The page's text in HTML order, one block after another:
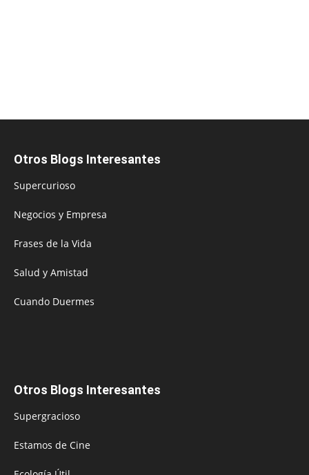
Otros Blogs Interesantes
Supercurioso
Negocios y Empresa
Frases de la Vida
Salud y Amistad
Cuando Duermes
Otros Blogs Interesantes
Supergracioso
Estamos de Cine